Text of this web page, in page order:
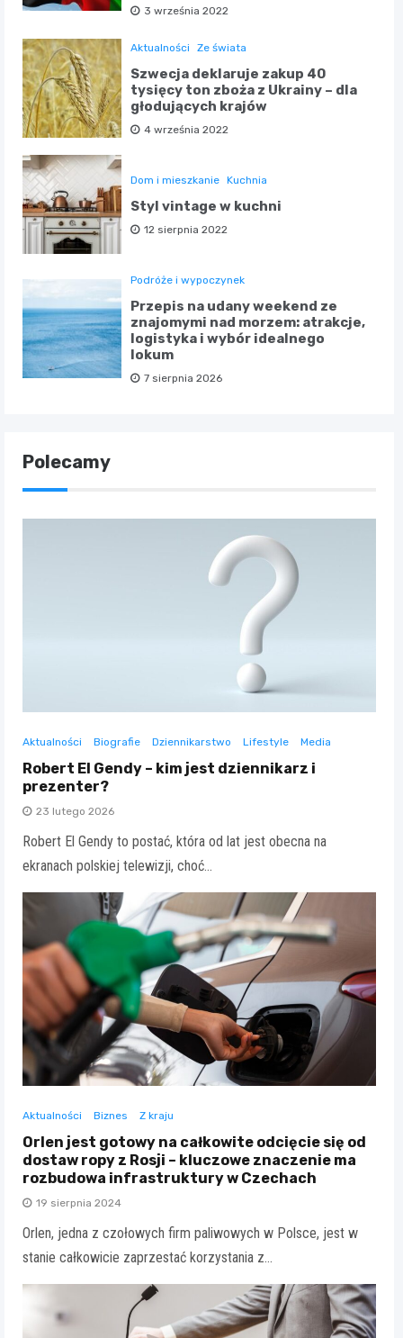
3 września 2022
Aktualności Ze świata
Szwecja deklaruje zakup 40
tysięcy ton zboża z Ukrainy – dla
głodujących krajów
4 września 2022
Dom i mieszkanie Kuchnia
Styl vintage w kuchni
12 sierpnia 2022
Podróże i wypoczynek
Przepis na udany weekend ze
znajomymi nad morzem: atrakcje,
logistyka i wybór idealnego
lokum
7 sierpnia 2026
Polecamy
Aktualności Biografie Dziennikarstwo Lifestyle Media
Robert El Gendy – kim jest dziennikarz i
prezenter?
23 lutego 2026
Robert El Gendy to postać, która od lat jest obecna na
ekranach polskiej telewizji, choć…
Aktualności Biznes Z kraju
Orlen jest gotowy na całkowite odcięcie się od
dostaw ropy z Rosji – kluczowe znaczenie ma
rozbudowa infrastruktury w Czechach
19 sierpnia 2024
Orlen, jedna z czołowych firm paliwowych w Polsce, jest w
stanie całkowicie zaprzestać korzystania z…